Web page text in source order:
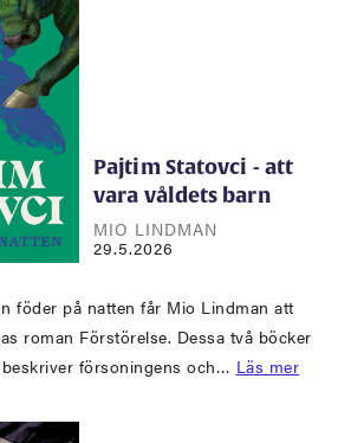
Pajtim Statovci - att
vara våldets barn
MIO LINDMAN
29.5.2026
föder på natten får Mio Lindman att
roman Förstörelse. Dessa två böcker
försoningens och… Läs mer